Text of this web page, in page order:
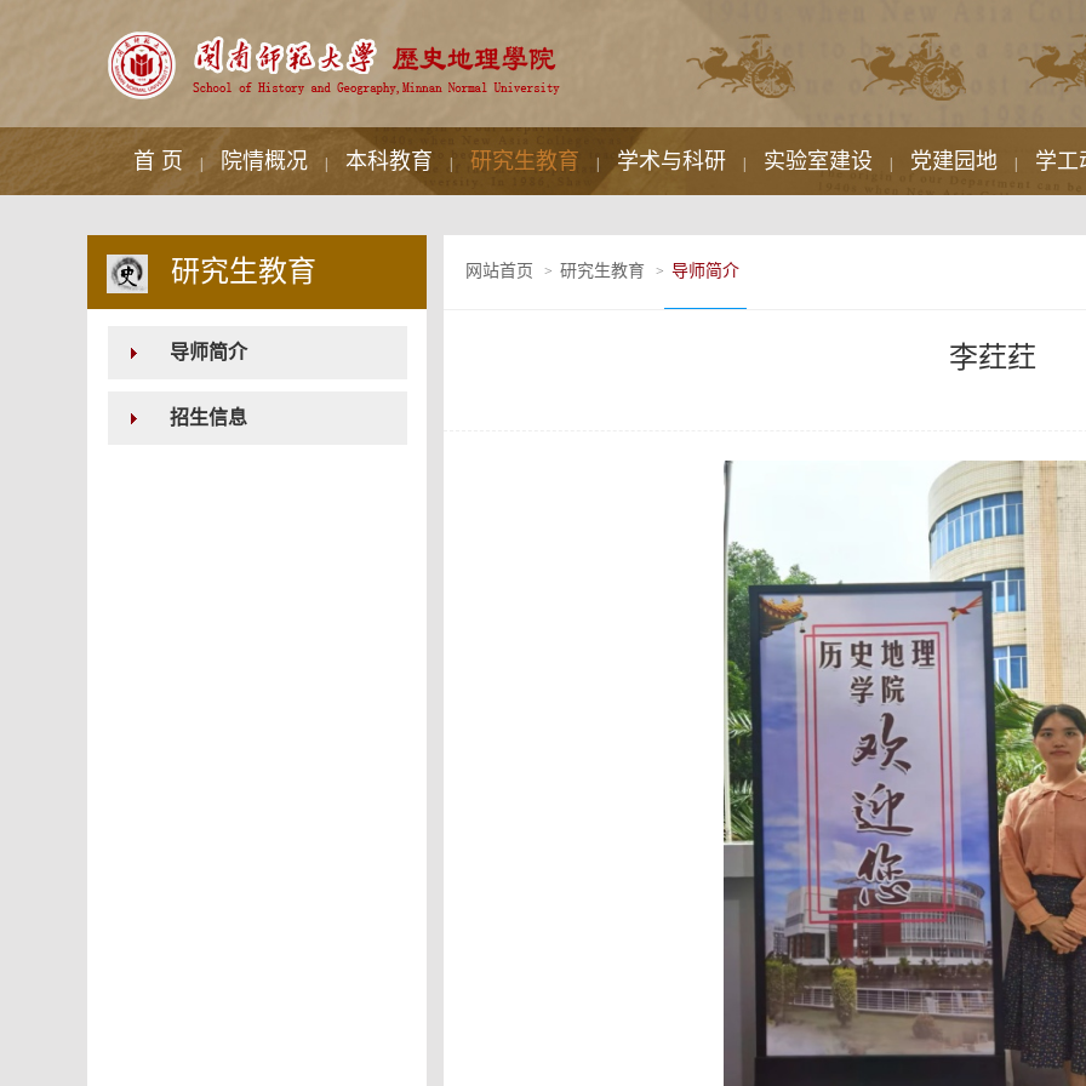
首 页 院情概况 本科教育 研究生教育 学术与科研 实验室建设 党建园地 学工
研究生教育
导师简介
招生信息
网站首页 > 研究生教育 > 导师简介
李荭荭